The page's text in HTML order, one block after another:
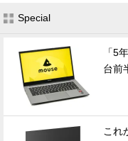
Special
「5
台前
これ